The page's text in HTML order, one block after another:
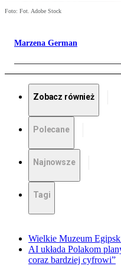
Foto: Fot. Adobe Stock
Marzena German
Zobacz również
Polecane
Najnowsze
Tagi
Wielkie Muzeum
AI układa Polakom
coraz bardziej cyfrowi”